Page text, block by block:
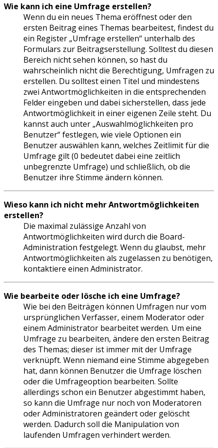
Wie kann ich eine Umfrage erstellen?
Wenn du ein neues Thema eröffnest oder den
ersten Beitrag eines Themas bearbeitest, findest du
ein Register „Umfrage erstellen“ unterhalb des
Formulars zur Beitragserstellung. Solltest du diesen
Bereich nicht sehen können, so hast du
wahrscheinlich nicht die Berechtigung, Umfragen zu
erstellen. Du solltest einen Titel und mindestens
zwei Antwortmöglichkeiten in die entsprechenden
Felder eingeben und dabei sicherstellen, dass jede
Antwortmöglichkeit in einer eigenen Zeile steht. Du
kannst auch unter „Auswahlmöglichkeiten pro
Benutzer“ festlegen, wie viele Optionen ein
Benutzer auswählen kann, welches Zeitlimit für die
Umfrage gilt (0 bedeutet dabei eine zeitlich
unbegrenzte Umfrage) und schließlich, ob die
Benutzer ihre Stimme ändern können.
Wieso kann ich nicht mehr Antwortmöglichkeiten
erstellen?
Die maximal zulässige Anzahl von
Antwortmöglichkeiten wird durch die Board-
Administration festgelegt. Wenn du glaubst, mehr
Antwortmöglichkeiten als zugelassen zu benötigen,
kontaktiere einen Administrator.
Wie bearbeite oder lösche ich eine Umfrage?
Wie bei den Beiträgen können Umfragen nur vom
ursprünglichen Verfasser, einem Moderator oder
einem Administrator bearbeitet werden. Um eine
Umfrage zu bearbeiten, ändere den ersten Beitrag
des Themas; dieser ist immer mit der Umfrage
verknüpft. Wenn niemand eine Stimme abgegeben
hat, dann können Benutzer die Umfrage löschen
oder die Umfrageoption bearbeiten. Sollte
allerdings schon ein Benutzer abgestimmt haben,
so kann die Umfrage nur noch von Moderatoren
oder Administratoren geändert oder gelöscht
werden. Dadurch soll die Manipulation von
laufenden Umfragen verhindert werden.